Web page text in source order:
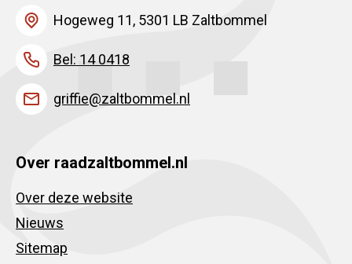
Hogeweg 11, 5301 LB Zaltbommel
Bel: 14 0418
griffie@zaltbommel.nl
Over raadzaltbommel.nl
Over deze website
Nieuws
Sitemap